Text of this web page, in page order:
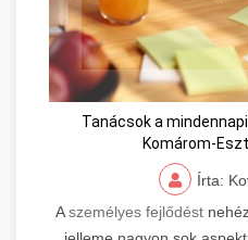
Tanácsok a
Komárom-
Írta:
Aszemélyes fejlődést